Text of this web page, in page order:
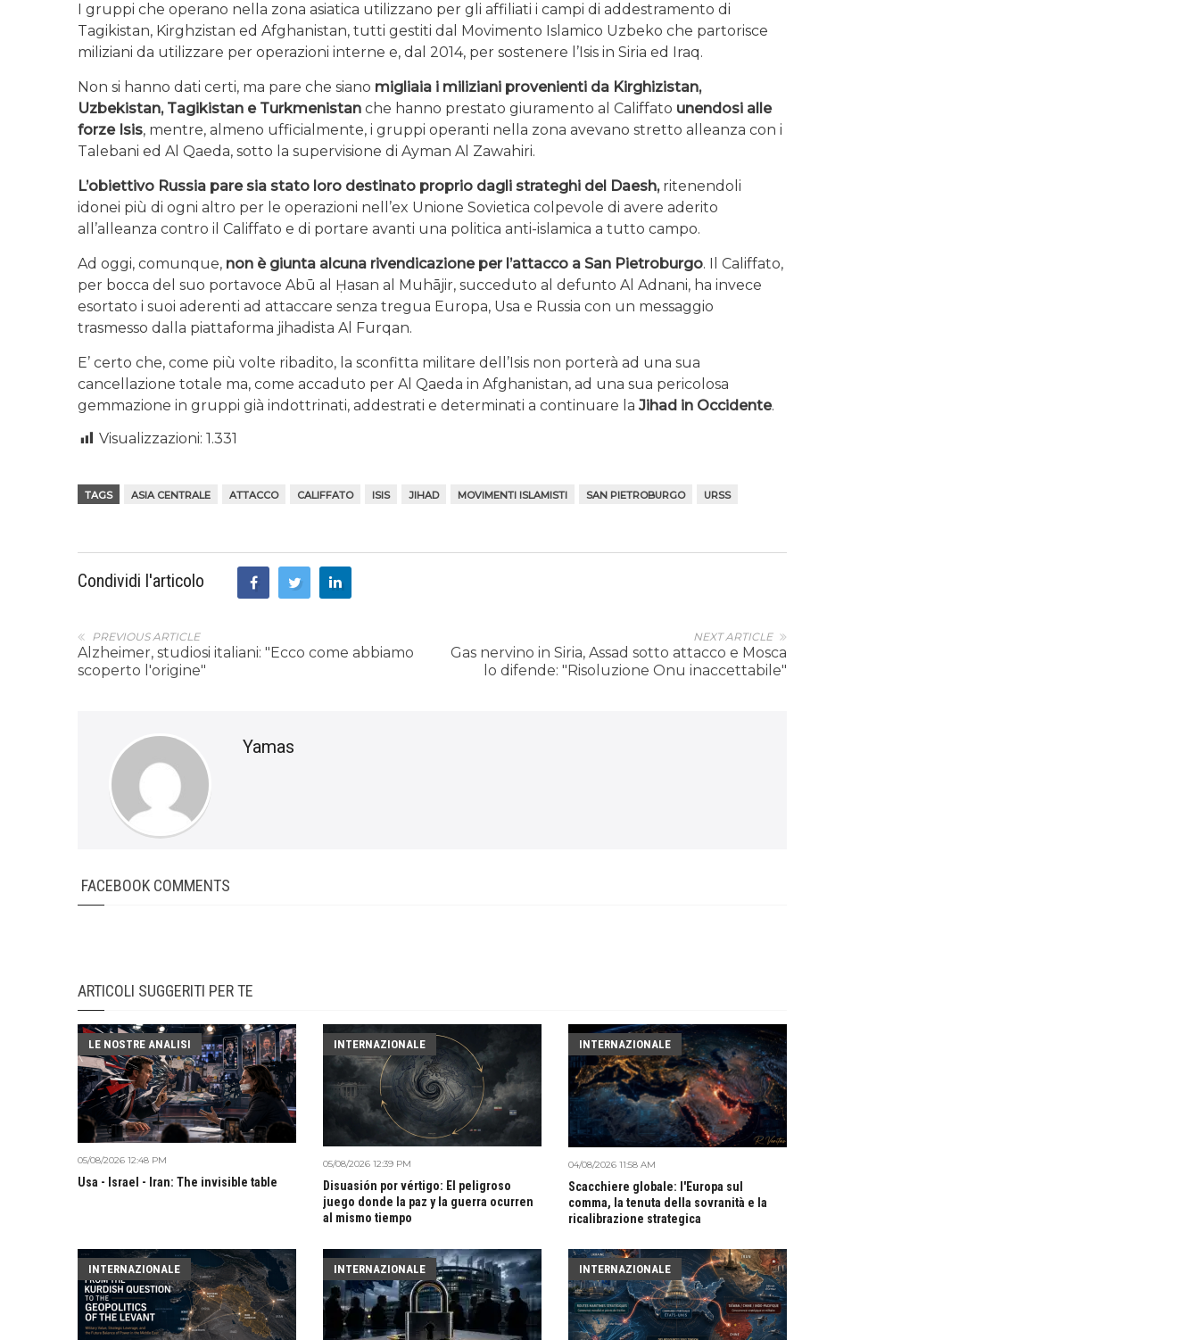
I gruppi che operano nella zona asiatica utilizzano per gli affiliati i campi di addestramento di
Tagikistan, Kirghzistan ed Afghanistan, tutti gestiti dal Movimento Islamico Uzbeko che partorisce
miliziani da utilizzare per operazioni interne e, dal 2014, per sostenere l’Isis in Siria ed Iraq.
Non si hanno dati certi, ma pare che siano migliaia i miliziani provenienti da Kirghizistan,
Uzbekistan, Tagikistan e Turkmenistan che hanno prestato giuramento al Califfato unendosi alle
forze Isis, mentre, almeno ufficialmente, i gruppi operanti nella zona avevano stretto alleanza con i
Talebani ed Al Qaeda, sotto la supervisione di Ayman Al Zawahiri.
L’obiettivo Russia pare sia stato loro destinato proprio dagli strateghi del Daesh,ritenendoli
idonei più di ogni altro per le operazioni nell’ex Unione Sovietica colpevole di avere aderito
all’alleanza contro il Califfato e di portare avanti una politica anti-islamica a tutto campo.
Ad oggi, comunque, non è giunta alcuna rivendicazione per l’attacco a San Pietroburgo. Il Califfato,
per bocca del suo portavoce Abū al Ḥasan al Muhājir, succeduto al defunto Al Adnani, ha invece
esortato i suoi aderenti ad attaccare senza tregua Europa, Usa e Russia con un messaggio
trasmesso dalla piattaforma jihadista Al Furqan.
E’ certo che, come più volte ribadito, la sconfitta militare dell’Isis non porterà ad una sua
cancellazione totale ma, come accaduto per Al Qaeda in Afghanistan, ad una sua pericolosa
gemmazione in gruppi già indottrinati, addestrati e determinati a continuare la Jihad in Occidente.
Visualizzazioni: 1.331
TAGS ASIA CENTRALE ATTACCO CALIFFATO ISIS JIHAD MOVIMENTI ISLAMISTI SAN PIETROBURGO URSS
Condividi l'articolo
NEXT ARTICLE
Gas nervino in Siria, Assad sotto attacco e Mosca
lo difende: "Risoluzione Onu inaccettabile"
PREVIOUS ARTICLE
Alzheimer, studiosi italiani: "Ecco come abbiamo
scoperto l'origine"
Yamas
FACEBOOK COMMENTS
ARTICOLI SUGGERITI PER TE
LE NOSTRE ANALISI
05/08/2026 12:48 PM
Usa - Israel - Iran: The invisible table
INTERNAZIONALE
05/08/2026 12:39 PM
Disuasión por vértigo: El peligroso
juego donde la paz y la guerra ocurren
al mismo tiempo
INTERNAZIONALE
04/08/2026 11:58 AM
Scacchiere globale: l'Europa sul
comma, la tenuta della sovranità e la
ricalibrazione strategica
INTERNAZIONALE INTERNAZIONALE INTERNAZIONALE